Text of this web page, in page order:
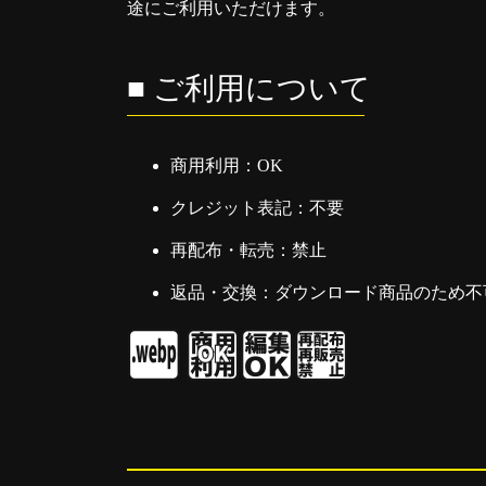
途にご利用いただけます。
■ ご利用について
商用利用：OK
クレジット表記：不要
再配布・転売：禁止
返品・交換：ダウンロード商品のため不